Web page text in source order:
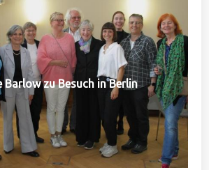
Barlow zu Besuch in Berlin